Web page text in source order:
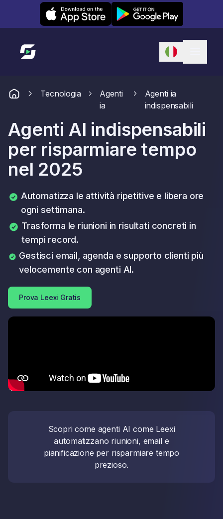
Leexi on iOS Leexi on Android
Link alla homepage
Tecnologia
Agenti
ia
Agenti ia
indispensabili
Agenti AI indispensabili
per risparmiare tempo
nel 2025
Automatizza le attività ripetitive e libera ore
ogni settimana.
Trasforma le riunioni in risultati concreti in
tempi record.
Gestisci email, agenda e supporto clienti più
velocemente con agenti AI.
Prova Leexi Gratis
Scopri come agenti AI come Leexi
automatizzano riunioni, email e
pianificazione per risparmiare tempo
prezioso.